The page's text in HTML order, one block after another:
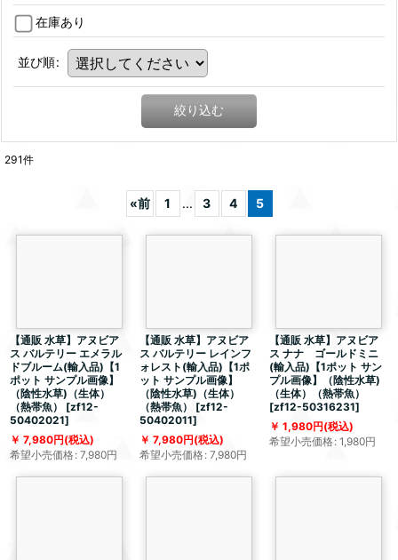
在庫あり
並び順:
絞り込む
291件
«前 1 ... 3 4 5
【通販 水草】アヌビア
ス バルテリー エメラル
ドブルーム(輸入品)【1
ポット サンプル画像】
（陰性水草)（生体）
（熱帯魚）
[zf12-
50402021]
7,980円(税込)
希望小売価格: 7,980円
【通販 水草】アヌビア
ス バルテリー レインフ
ォレスト(輸入品)【1ポ
ット サンプル画像】
（陰性水草)（生体）
（熱帯魚）
[zf12-
50402011]
7,980円(税込)
希望小売価格: 7,980円
【通販 水草】アヌビア
ス ナナ ゴールドミニ
(輸入品)【1ポット サン
プル画像】（陰性水草)
（生体）（熱帯魚）
[zf12-50316231]
1,980円(税込)
希望小売価格: 1,980円